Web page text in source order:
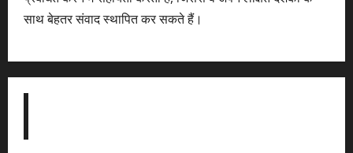
साथ बेहतर संवाद स्थापित कर सकते हैं।